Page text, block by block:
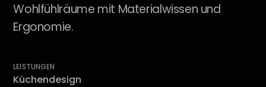
Wohlfühlräume mit Materialwissen und
Ergonomie.
LEISTUNGEN
Küchendesign